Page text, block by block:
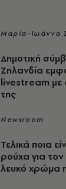
Μαρία-Ιωάννα
Δημοτική
Ζηλανδία
livestream
της
Newsroom
Τελικά ποια
ρούχα για
λευκό χρώμα